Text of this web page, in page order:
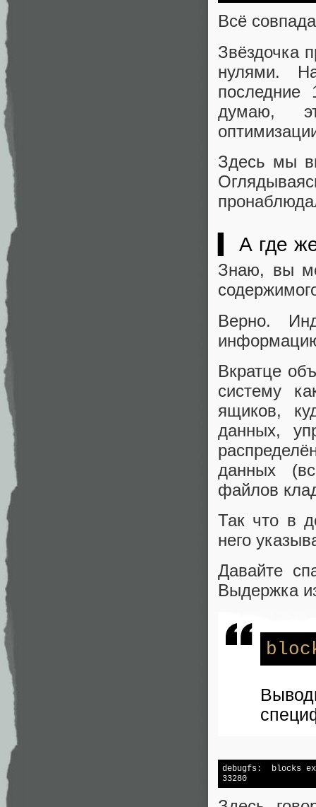
Всё
Звёздочка
нулями.
думаю,
Здесь мы
▍ А где
Знаю, вы
Верно.
Вкратце
систему
ящиков,
данных,
данных
файлов
Так что в
него
Давайте
Выдержка
debugfs:  blocks
33280